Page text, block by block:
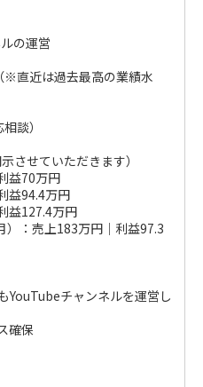
の運営
※直近は過去最高の業績水
談）
させていただきます）
益70万円
益94.4万円
益127.4万円
：売上183万円｜利益97.3
YouTubeチャンネルを運営し
確保